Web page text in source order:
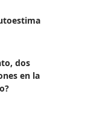
dos
en la